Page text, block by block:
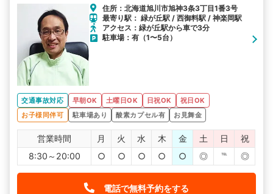
住所：北海道旭川市旭神3条3丁目1番3号
最寄り駅： 緑が丘駅 / 西御料駅 / 神楽岡駅
アクセス：緑が丘駅から車で3分
駐車場：有（1〜5台）
交通事故対応 早朝OK 土曜日OK 日祝OK
祝日OK
お子様同伴可
駐車場あり 酸素カプセル有 お見舞金
営業時間 月 火 水 木 金 土 日
祝
8:30～20:00
○ ○ ○ ○ ○ ◎ ℡ ◎
電話で無料予約をする